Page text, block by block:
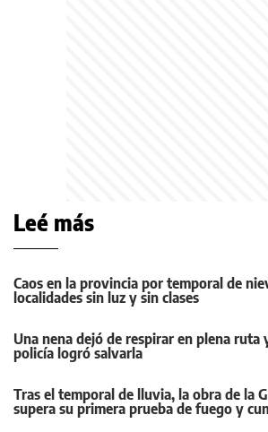
Leé más
Caos en la provincia por temporal de
localidades sin luz y sin clases
Una nena dejó de respirar en plena ruta
policía logró salvarla
Tras el temporal de lluvia, la obra de la
supera su primera prueba de fuego y